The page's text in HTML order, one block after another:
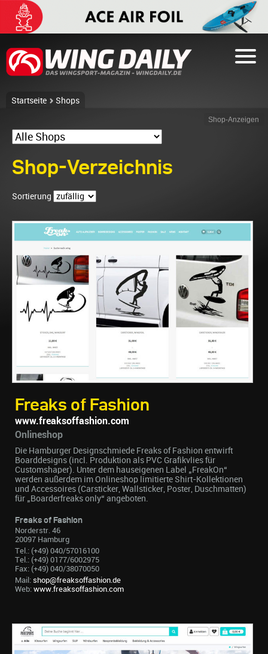
Startseite Shops
Shop-Anzeigen
Shop-Verzeichnis
Sortierung
Freaks of Fashion
www.freaksoffashion.com
Onlineshop
Die Hamburger Designschmiede Freaks of Fashion entwirft
Boarddesigns (incl. Produktion als PVC Grafikvlies für
Customshaper). Unter dem hauseigenen Label „FreakOn“
werden außerdem im Onlineshop limitierte Shirt-Kollektionen
und Accessoires (Carsticker, Wallsticker, Poster, Duschmatten)
für „Boarderfreaks only“ angeboten.
Freaks of Fashion
Norderstr. 46
20097 Hamburg
Tel.: (+49) 040/57016100
Tel.: (+49) 0177/6002975
Fax: (+49) 040/38070050
Mail: shop@freaksoffashion.de
Web: www.freaksoffashion.com